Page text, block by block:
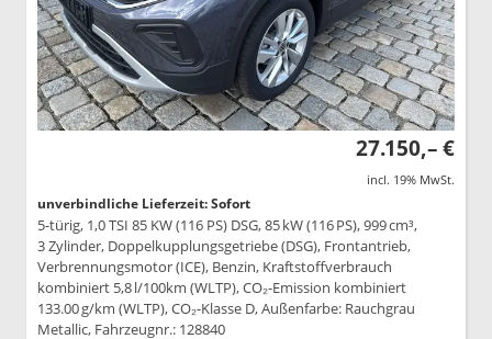
27.150,– €
incl. 19% MwSt.
unverbindliche Lieferzeit: Sofort
5-türig, 1,0 TSI 85 KW (116 PS) DSG, 85 kW (116 PS), 999 cm³,
3 Zylinder, Doppelkupplungsgetriebe (DSG), Frontantrieb,
Verbrennungsmotor (ICE), Benzin, Kraftstoffverbrauch
kombiniert 5,8 l/100km (WLTP), CO₂-Emission kombiniert
133.00 g/km (WLTP), CO₂-Klasse D, Außenfarbe: Rauchgrau
Metallic, Fahrzeugnr.: 128840